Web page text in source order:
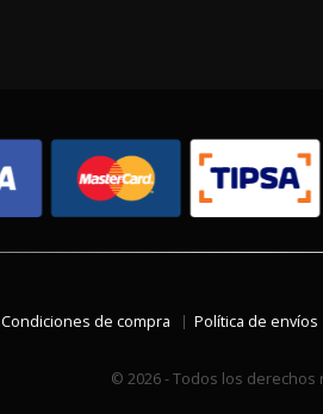
Condiciones de compra Política de envíos
© 2026 - Todos los derechos